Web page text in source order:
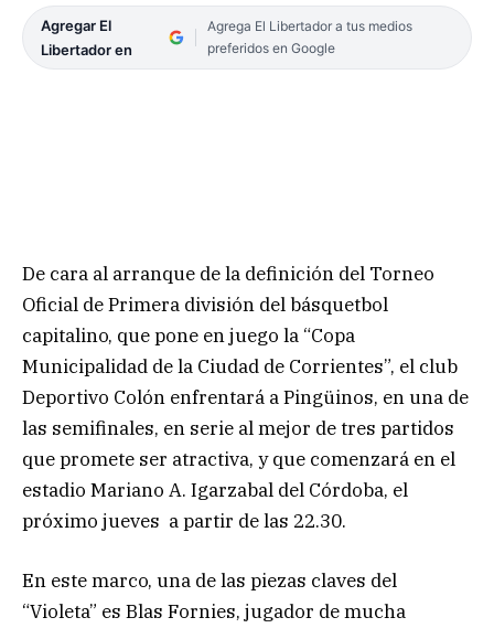
Agregar El
Libertador en
Agrega El Libertador a tus medios
preferidos en Google
De cara al arranque de la definición del Torneo
Oficial de Primera división del básquetbol
capitalino, que pone en juego la “Copa
Municipalidad de la Ciudad de Corrientes”, el club
Deportivo Colón enfrentará a Pingüinos, en una de
las semifinales, en serie al mejor de tres partidos
que promete ser atractiva, y que comenzará en el
estadio Mariano A. Igarzabal del Córdoba, el
próximo jueves a partir de las 22.30.
En este marco, una de las piezas claves del
“Violeta” es Blas Fornies, jugador de mucha